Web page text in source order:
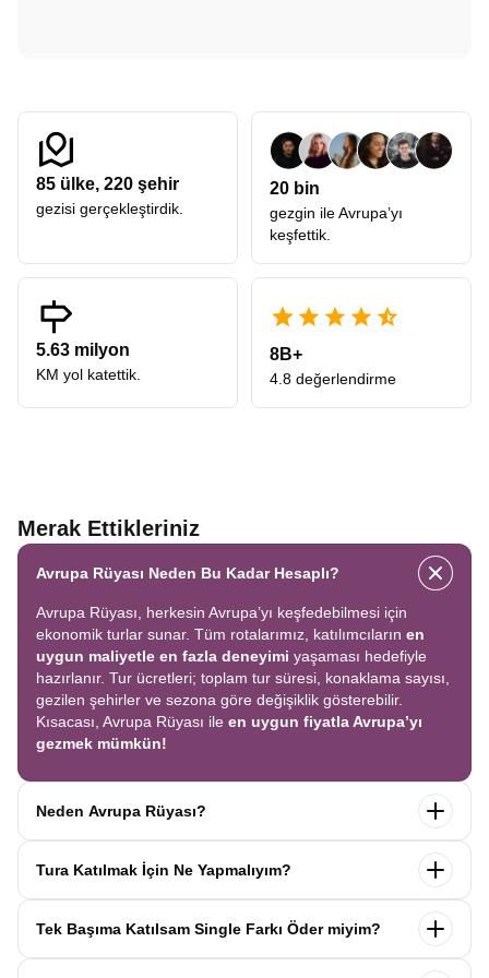
85 ülke, 220 şehir
gezisi gerçekleştirdik.
20 bin
gezgin ile Avrupa’yı
keşfettik.
5.63 milyon
KM yol katettik.
8B+
4.8 değerlendirme
Merak Ettikleriniz
Avrupa Rüyası Neden Bu Kadar Hesaplı?
Avrupa Rüyası, herkesin Avrupa’yı keşfedebilmesi için
ekonomik turlar sunar. Tüm rotalarımız, katılımcıların en
uygun maliyetle en fazla deneyimi yaşaması hedefiyle
hazırlanır. Tur ücretleri; toplam tur süresi, konaklama sayısı,
gezilen şehirler ve sezona göre değişiklik gösterebilir.
Kısacası, Avrupa Rüyası ile en uygun fiyatla Avrupa’yı
gezmek mümkün!
Neden Avrupa Rüyası?
tek seferde birçok
ülkeyikeşfedin! Ekstra tur ücreti yok, tüm geziler fiyata
ile Avrupa’yı en keyifli şekilde yaşayın.
Tura Katılmak İçin Ne Yapmalıyım?
seyahat sözleşmesinionaylayın.İlk taksitiödediğinizde
Tek Başıma Katılsam Single Farkı Öder miyim?